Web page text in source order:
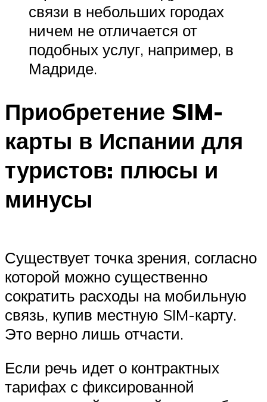
связи в небольших городах
ничем не отличается от
подобных услуг, например, в
Мадриде.
Приобретение SIM-
карты в Испании для
туристов: плюсы и
минусы
Существует точка зрения, согласно
которой можно существенно
сократить расходы на мобильную
связь, купив местную SIM-карту.
Это верно лишь отчасти.
Если речь идет о контрактных
тарифах с фиксированной